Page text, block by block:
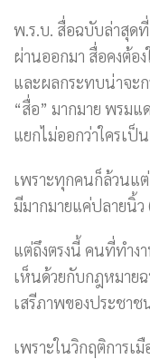
พ.ร.บ. สื่อฉบับล่าสุด
ผ่านออกมา สื่อคงต้อ
และผลกระทบน่าจะก
“สื่อ” มากมาย พรม
แยกไม่ออกว่าใครเป็
เพราะทุกคนก็ล้วนแ
มีมากมายแค่ปลายนิ้ว
แต่ถึงตรงนี้ คนที่ทำง
เห็นด้วยกับกฎหมาย
เสรีภาพของประชาช
เพราะในวิกฤติการเ